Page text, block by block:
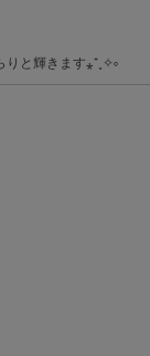
と輝きます⁎⁺˳✧༚